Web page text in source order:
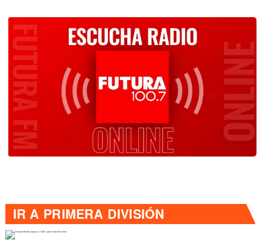
IR A PRIMERA DIVISIÓN